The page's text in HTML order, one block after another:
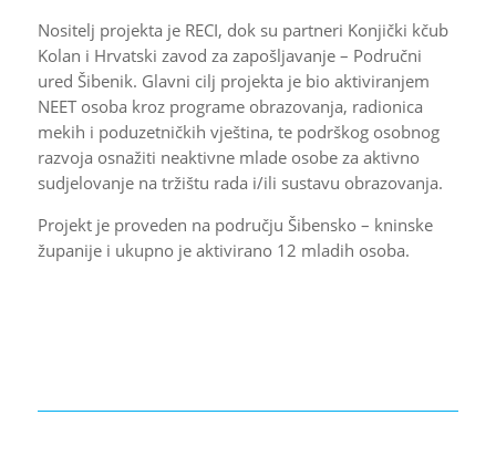
Nositelj projekta je RECI, dok su partneri Konjički kčub
Kolan i Hrvatski zavod za zapošljavanje – Područni
ured Šibenik. Glavni cilj projekta je bio aktiviranjem
NEET osoba kroz programe obrazovanja, radionica
mekih i poduzetničkih vještina, te podrškog osobnog
razvoja osnažiti neaktivne mlade osobe za aktivno
sudjelovanje na tržištu rada i/ili sustavu obrazovanja.
Projekt je proveden na području Šibensko – kninske
županije i ukupno je aktivirano 12 mladih osoba.